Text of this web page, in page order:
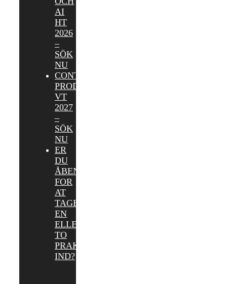
AI
HT
2026
–
SÖK
NU
CONTENT
PRODUCER
VT
2027
–
SÖK
NU
ER
DU
ÅBEN
FOR
AT
TAGE
EN
ELLER
TO
PRAKTIKANTER
IND?